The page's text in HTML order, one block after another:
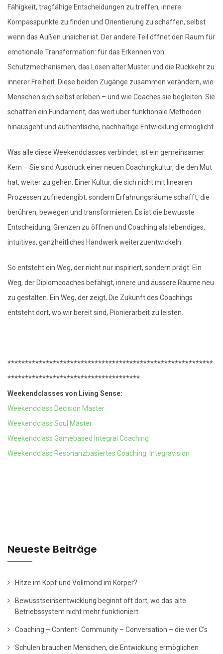
Fähigkeit, tragfähige Entscheidungen zu treffen, innere
Kompasspunkte zu finden und Orientierung zu schaffen, selbst
wenn das Außen unsicher ist. Der andere Teil öffnet den Raum für
emotionale Transformation: für das Erkennen von
Schutzmechanismen, das Lösen alter Muster und die Rückkehr zu
innerer Freiheit. Diese beiden Zugänge zusammen verändern, wie
Menschen sich selbst erleben – und wie Coaches sie begleiten. Sie
schaffen ein Fundament, das weit über funktionale Methoden
hinausgeht und authentische, nachhaltige Entwicklung ermöglicht.
Was alle diese Weekendclasses verbindet, ist ein gemeinsamer
Kern – Sie sind Ausdruck einer neuen Coachingkultur, die den Mut
hat, weiter zu gehen. Einer Kultur, die sich nicht mit linearen
Prozessen zufriedengibt, sondern Erfahrungsräume schafft, die
berühren, bewegen und transformieren. Es ist die bewusste
Entscheidung, Grenzen zu öffnen und Coaching als lebendiges,
intuitives, ganzheitliches Handwerk weiterzuentwickeln.
So entsteht ein Weg, der nicht nur inspiriert, sondern prägt. Ein
Weg, der Diplomcoaches befähigt, innere und äussere Räume neu
zu gestalten. Ein Weg, der zeigt, Die Zukunft des Coachings
entsteht dort, wo wir bereit sind, Pionierarbeit zu leisten.
***********************************************************
**************************************
Weekendclasses von Living Sense:
Weekendclass Decision Master
Weekendclass Soul Master
Weekendclass Gamebased Integral Coaching
Weekendclass Resonanzbasiertes Coaching: Integravision
Neueste Beiträge
Hitze im Kopf und Vollmond im Körper?
Bewusstseinsentwicklung beginnt oft dort, wo das alte
Betriebssystem nicht mehr funktioniert
Coaching – Content- Community – Conversation – die vier C’s
Schulen brauchen Menschen, die Entwicklung ermöglichen